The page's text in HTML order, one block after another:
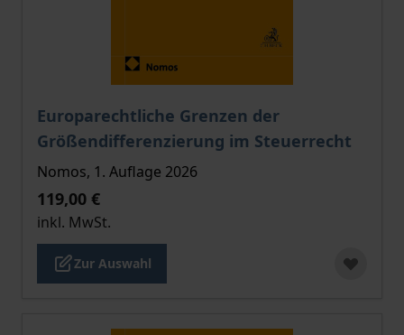
Europarechtliche Grenzen der
Größendifferenzierung im Steuerrecht
Der Preis dieses Titels richtet sich nach der
Nomos, 1. Auflage 2026
119,00 €
inkl. MwSt.
Zur Auswahl